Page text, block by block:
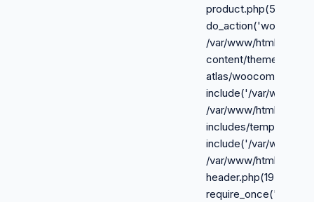
product.php(524):
/var/www/html/wp-
content/themes/
atlas/
include('/var/www/
/var/www/html/wp-
includes/template-
include('/var/www/
/var/www/html/wp-
header.php(19):
require_once('/var/